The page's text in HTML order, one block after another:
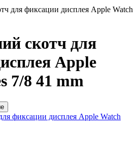
для фиксации дисплея Apple Watch
скотч для
Apple
7/8 41 mm